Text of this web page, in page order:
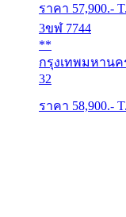
ราคา 57,900.-
3ขฬ 7744
**
กรุงเทพมหานค
32
ราคา 58,900.-